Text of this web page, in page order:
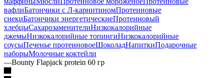
вафлиБатончики с Л-карнитиномПротеиновые
снекиБатончики энергетическиеПротеиновый
хлебцыСахарозаменителиНизкокалорийные
джемыНизкокалорийные топингиНизкокалорийные
соусыПеченье протеиновоеШоколадНапиткиПодарочные
наборыМолочные коктейли
—Bounty Flapjack protein 60 гр